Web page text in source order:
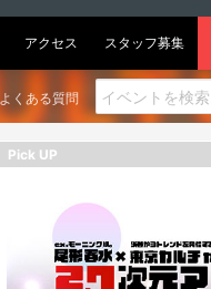
アクセス スタッフ募集
よくある質問
Pick UP